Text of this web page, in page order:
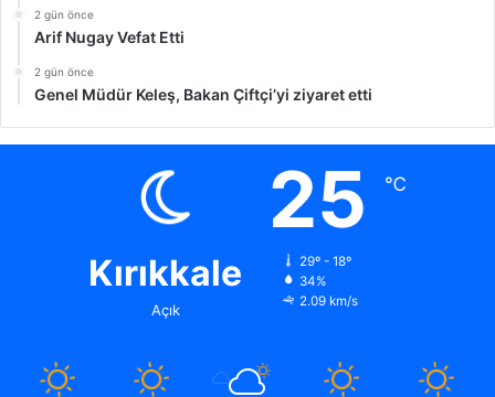
2 gün önce
Arif Nugay Vefat Etti
2 gün önce
Genel Müdür Keleş, Bakan Çiftçi’yi ziyaret etti
Kırıkkale
Açık
25 ℃
29º - 18º
34%
2.09 km/s